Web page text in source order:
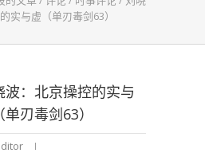
实与虚（单刃毒剑63）
波：北京操控的实与
单刃毒剑63）